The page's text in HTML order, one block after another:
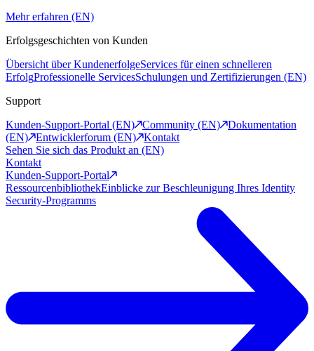
Mehr erfahren (EN)
Erfolgsgeschichten von Kunden
Übersicht über KundenerfolgeServices für einen schnelleren
ErfolgProfessionelle ServicesSchulungen und Zertifizierungen (EN)
Support
Kunden-Support-Portal (EN)
Community (EN)
Dokumentation
(EN)
Entwicklerforum (EN)
Kontakt
Sehen Sie sich das Produkt an (EN)
Kontakt
Kunden-Support-Portal
RessourcenbibliothekEinblicke zur Beschleunigung Ihres Identity
Security-Programms